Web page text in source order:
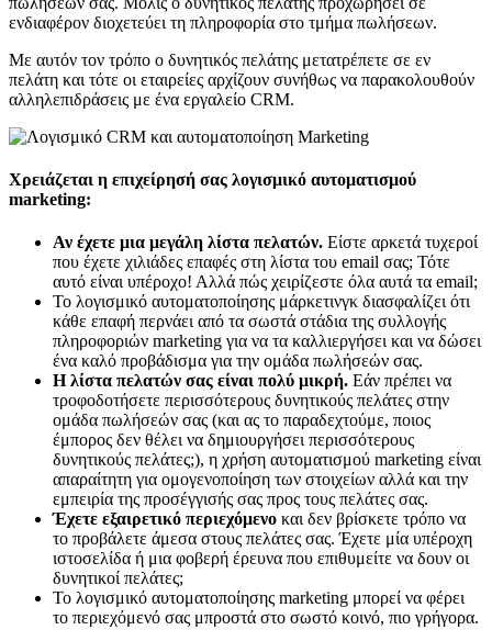
ενδιαφέρον διοχετεύει τη πληροφορία στο τμήμα πωλήσεων.
Με αυτόν τον τρόπο ο δυνητικός πελάτης μετατρέπετε σε εν
πελάτη και τότε οι εταιρείες αρχίζουν συνήθως να παρακολουθούν
αλληλεπιδράσεις με ένα εργαλείο CRM.
Χρειάζεται η επιχείρησή σας λογισμικό αυτοματισμού
marketing:
Αν έχετε μια μεγάλη λίστα πελατών. Είστε αρκετά τυχεροί
που έχετε χιλιάδες επαφές στη λίστα του email σας; Τότε
αυτό είναι υπέροχο! Αλλά πώς χειρίζεστε όλα αυτά τα email;
Το λογισμικό αυτοματοποίησης μάρκετινγκ διασφαλίζει ότι
κάθε επαφή περνάει από τα σωστά στάδια της συλλογής
πληροφοριών marketing για να τα καλλιεργήσει και να δώσει
ένα καλό προβάδισμα για την ομάδα πωλήσεών σας.
Η λίστα πελατών σας είναι πολύ μικρή. Εάν πρέπει να
τροφοδοτήσετε περισσότερους δυνητικούς πελάτες στην
ομάδα πωλήσεών σας (και ας το παραδεχτούμε, ποιος
έμπορος δεν θέλει να δημιουργήσει περισσότερους
δυνητικούς πελάτες;), η χρήση αυτοματισμού marketing είναι
απαραίτητη για ομογενοποίηση των στοιχείων αλλά και την
εμπειρία της προσέγγισής σας προς τους πελάτες σας.
Έχετε εξαιρετικό περιεχόμενο και δεν βρίσκετε τρόπο να
το προβάλετε άμεσα στους πελάτες σας. Έχετε μία υπέροχη
ιστοσελίδα ή μια φοβερή έρευνα που επιθυμείτε να δουν οι
δυνητικοί πελάτες;
Το λογισμικό αυτοματοποίησης marketing μπορεί να φέρει
το περιεχόμενό σας μπροστά στο σωστό κοινό, πιο γρήγορα.